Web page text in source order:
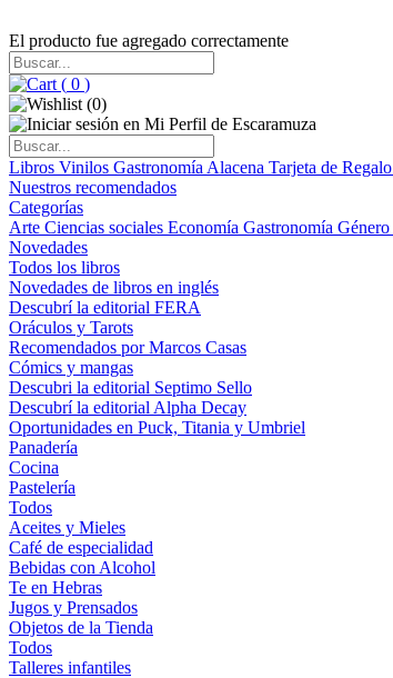
El producto fue agregado correctamente
( 0 )
(0)
Libros Vinilos Gastronomía Alacena Tarjeta de Regalo
Nuestros recomendados
Categorías
Arte Ciencias sociales Economía Gastronomía Género
Novedades
Todos los libros
Novedades de libros en inglés
Descubrí la editorial FERA
Oráculos y Tarots
Recomendados por Marcos Casas
Cómics y mangas
Descubri la editorial Septimo Sello
Descubrí la editorial Alpha Decay
Oportunidades en Puck, Titania y Umbriel
Panadería
Cocina
Pastelería
Todos
Aceites y Mieles
Café de especialidad
Bebidas con Alcohol
Te en Hebras
Jugos y Prensados
Objetos de la Tienda
Todos
Talleres infantiles